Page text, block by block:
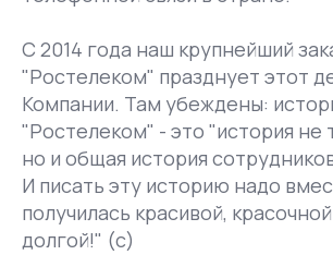
С 2014 года наш крупнейший
"Ростелеком" празднует этот
Компании. Там убеждены:
"Ростелеком" - это "история не
но и общая история
И писать эту историю надо
получилась красивой,
долгой!" (с)